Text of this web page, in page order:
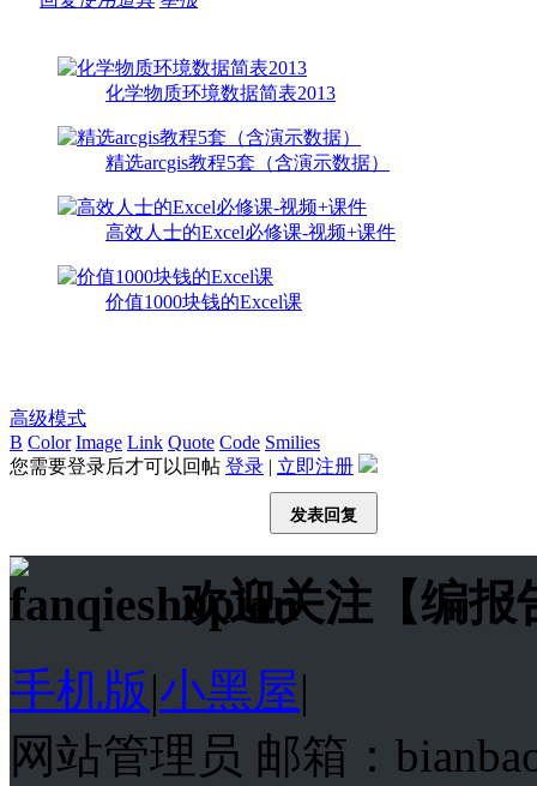
化学物质环境数据简表2013
精选arcgis教程5套（含演示数据）
高效人士的Excel必修课-视频+课件
价值1000块钱的Excel课
高级模式
B Color Image Link Quote Code Smilies
您需要登录后才可以回帖 登录 | 立即注册
发表回复
欢迎关注【编报
手机版|小黑屋|
网站管理员 邮箱：